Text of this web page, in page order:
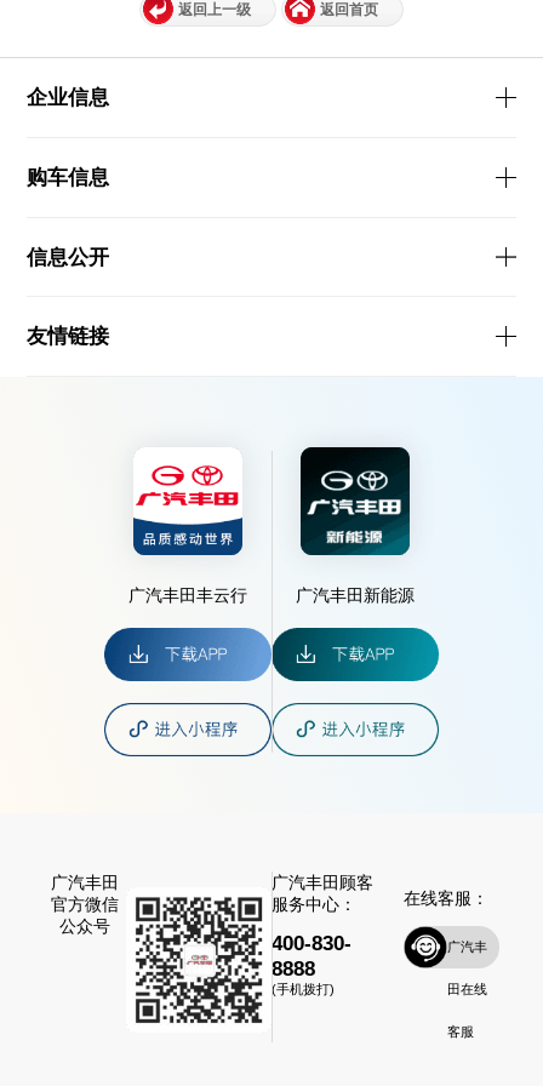
返回上一级 返回首页
企业信息
购车信息
信息公开
友情链接
广汽丰田丰云行 广汽丰田新能源
广汽丰田
官方微信
公众号
广汽丰田顾客
服务中心：
400-830-
8888
(手机拨打)
在线客服：
广汽丰
田在线
客服